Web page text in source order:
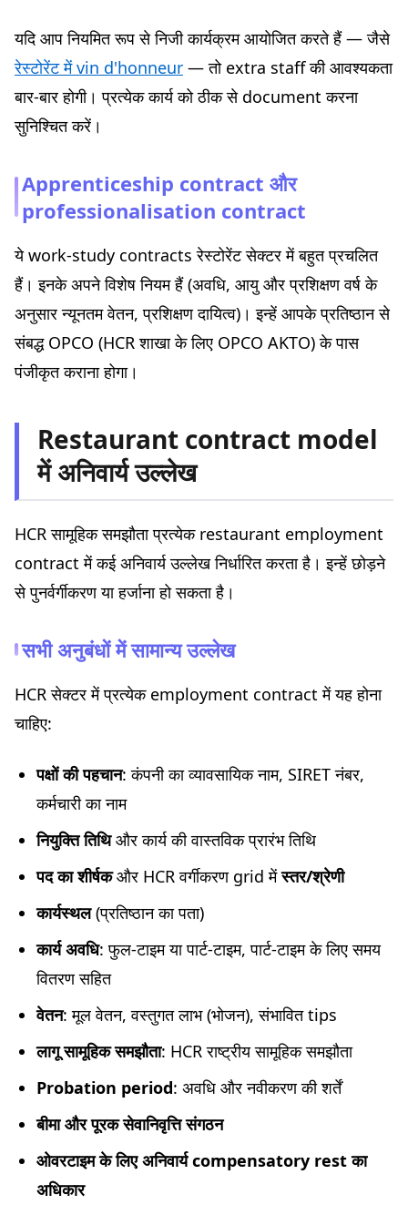
यदि आप नियमित रूप से निजी कार्यक्रम आयोजित करते हैं — जैसे
रेस्टोरेंट में vin d'honneur — तो extra staff की आवश्यकता
बार-बार होगी। प्रत्येक कार्य को ठीक से document करना
सुनिश्चित करें।
Apprenticeship contract और
professionalisation contract
ये work-study contracts रेस्टोरेंट सेक्टर में बहुत प्रचलित
हैं। इनके अपने विशेष नियम हैं (अवधि, आयु और प्रशिक्षण वर्ष के
अनुसार न्यूनतम वेतन, प्रशिक्षण दायित्व)। इन्हें आपके प्रतिष्ठान से
संबद्ध OPCO (HCR शाखा के लिए OPCO AKTO) के पास
पंजीकृत कराना होगा।
Restaurant contract model
में अनिवार्य उल्लेख
HCR सामूहिक समझौता प्रत्येक restaurant employment
contract में कई अनिवार्य उल्लेख निर्धारित करता है। इन्हें छोड़ने
से पुनर्वर्गीकरण या हर्जाना हो सकता है।
सभी अनुबंधों में सामान्य उल्लेख
HCR सेक्टर में प्रत्येक employment contract में यह होना
चाहिए:
पक्षों की पहचान: कंपनी का व्यावसायिक नाम, SIRET नंबर,
कर्मचारी का नाम
नियुक्ति तिथिऔर कार्य की वास्तविक प्रारंभ तिथि
पद का शीर्षकऔर HCR वर्गीकरण grid मेंस्तर/श्रेणी
कार्यस्थल(प्रतिष्ठान का पता)
कार्य अवधि: फुल-टाइम या पार्ट-टाइम, पार्ट-टाइम के लिए समय
वितरण सहित
वेतन: मूल वेतन, वस्तुगत लाभ (भोजन), संभावित tips
लागू सामूहिक समझौता: HCR राष्ट्रीय सामूहिक समझौता
Probation period: अवधि और नवीकरण की शर्तें
बीमा और पूरक सेवानिवृत्ति संगठन
ओवरटाइम के लिए अनिवार्य compensatory rest का
अधिकार